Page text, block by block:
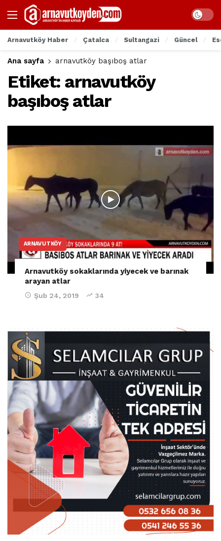
Arnavutköy Haber Çatalca Sultangazi Güncel
Ana sayfa arnavutköy başıboş atlar
Etiket: arnavutköy
başıboş atlar
ARNAVUTKÖY
Arnavutköy sokaklarında yiyecek ve barınak
arayan atlar
Şub 24, 2019 34